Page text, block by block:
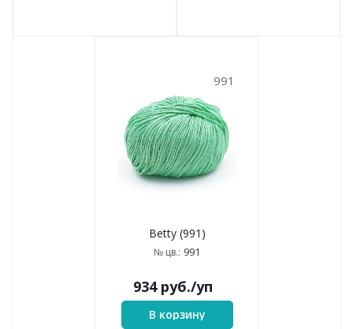
991
Betty (991)
№ цв.: 991
934руб./уп
В корзину